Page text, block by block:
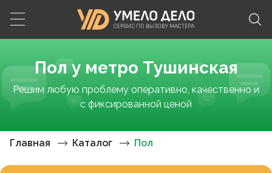
Пол у метро Тушинская
Решим любую проблему оперативно, качественно и
с фиксированной ценой
Главная Каталог Пол